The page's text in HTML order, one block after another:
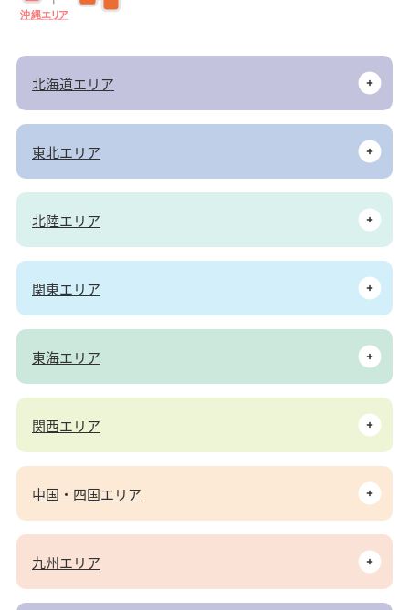
沖縄エリア
北海道エリア
東北エリア
北陸エリア
関東エリア
東海エリア
関西エリア
中国・四国エリア
九州エリア